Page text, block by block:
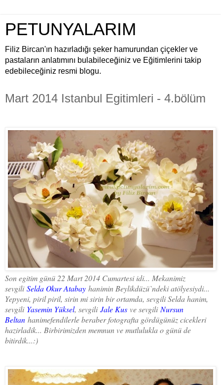
PETUNYALARIM
Filiz Bircan'ın hazırladığı şeker hamurundan çiçekler ve
pastaların anlatımını bulabileceğiniz ve Eğitimlerini takip
edebileceğiniz resmi blogu.
Mart 2014 Istanbul Egitimleri - 4.bölüm
Son egitim günü 22 Mart 2014 Cumartesi idi... Mekanimiz
sevgiliSelda Okur Atabay hanimin Beylikdüzü`ndeki atölyesiydi...
Yepyeni, piril piril, sirin mi sirin bir ortamda, sevgili Selda hanim,
sevgili Yasemin Yüksel, sevgili Jale Kus ve sevgili Nursun
Beltan hanimefendilerle beraber fotografta gördügünüz cicekleri
hazirladik... Birbirimizden memnun ve mutlulukla o günü de
bitirdik...:)